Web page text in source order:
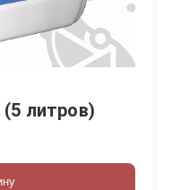
литров)